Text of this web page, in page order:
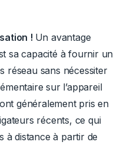
! Un avantage
sa capacité à fournir un
réseau sans nécessiter
sur l’appareil
généralement pris en
récents, ce qui
à distance à partir de